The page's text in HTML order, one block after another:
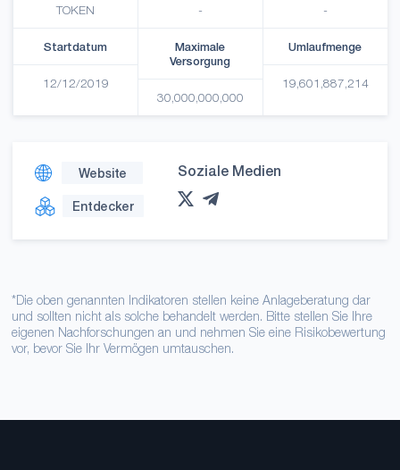
TOKEN - -
Startdatum
12/12/2019
Maximale
Versorgung
30,000,000,000
Umlaufmenge
19,601,887,214
Website
Entdecker
Soziale Medien
*Die oben genannten Indikatoren stellen keine Anlageberatung dar
und sollten nicht als solche behandelt werden. Bitte stellen Sie Ihre
eigenen Nachforschungen an und nehmen Sie eine Risikobewertung
vor, bevor Sie Ihr Vermögen umtauschen.